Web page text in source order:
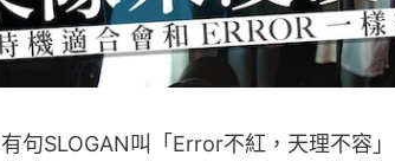
句SLOGAN叫「Error不紅，天理不容